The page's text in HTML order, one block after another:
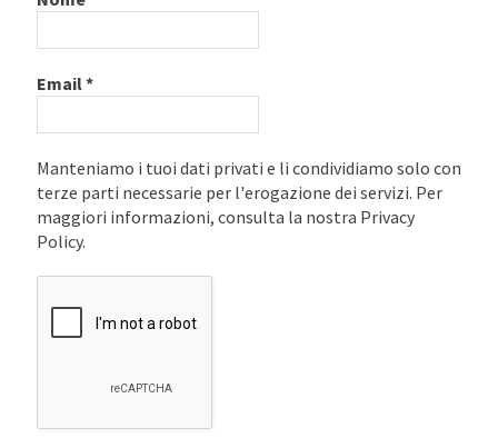
Email*
Manteniamo i tuoi dati privati e li condividiamo solo con
terze parti necessarie per l'erogazione dei servizi. Per
maggiori informazioni, consulta la nostra Privacy
Policy.